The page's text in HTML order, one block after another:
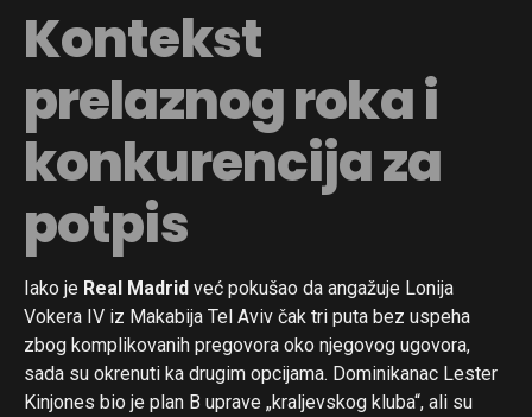
Kontekst
prelaznog roka i
konkurencija za
potpis
Iako je Real Madrid već pokušao da angažuje Lonija
Vokera IV iz Makabija Tel Aviv čak tri puta bez uspeha
zbog komplikovanih pregovora oko njegovog ugovora,
sada su okrenuti ka drugim opcijama. Dominikanac Lester
Kinjones bio je plan B uprave „kraljevskog kluba“, ali su